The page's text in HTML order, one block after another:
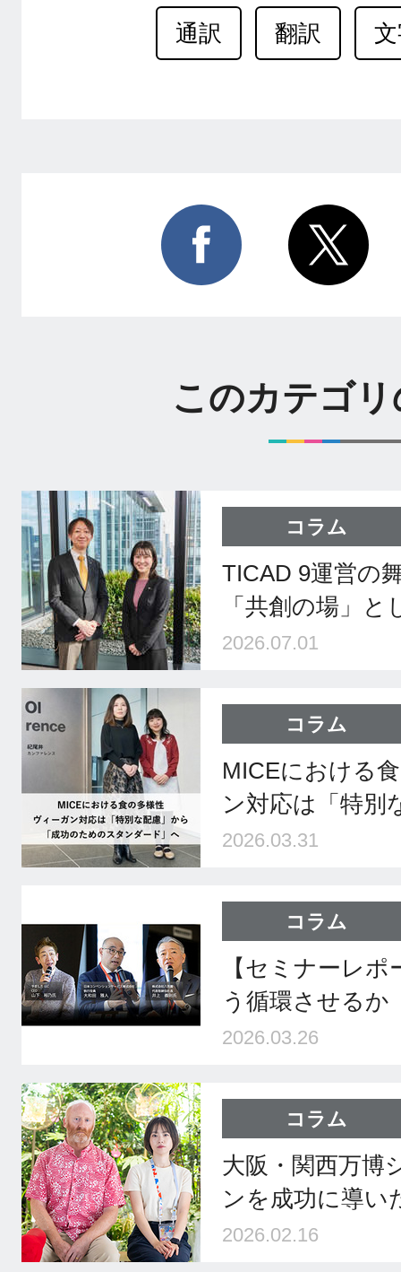
通訳 翻訳
このカテゴ
コラム
TICAD 9運営の
「共創の場」
2026.07.01
コラム
MICEにおける
ン対応は「特
2026.03.31
コラム
【セミナーレ
う循環させる
2026.03.26
コラム
大阪・関西万博
ンを成功に導
2026.02.16